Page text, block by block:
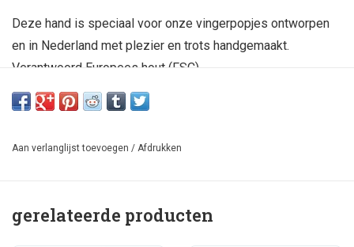
Deze hand is speciaal voor onze vingerpopjes ontworpen
en in Nederland met plezier en trots handgemaakt.
Verantwoord Europees hout (FSC).
Aan verlanglijst toevoegen / Afdrukken
gerelateerde producten